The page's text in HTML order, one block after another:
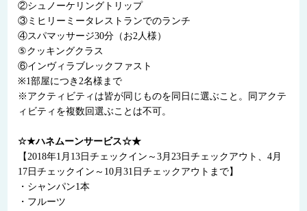
②シュノーケリングトリップ
③ミヒリーミータレストランでのランチ
④スパマッサージ30分（お2人様）
⑤クッキングクラス
⑥インヴィラブレックファスト
※1部屋につき2名様まで
※アクティビティは皆が同じものを同日に選ぶこと。同アクテ
ィビティを複数回選ぶことは不可。
☆★ハネムーンサービス☆★
【2018年1月13日チェックイン～3月23日チェックアウト、4月
17日チェックイン～10月31日チェックアウトまで】
・シャンパン1本
・フルーツ